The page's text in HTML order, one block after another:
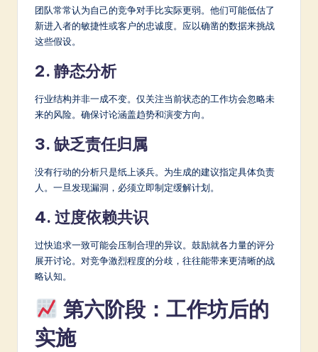
团队常常认为自己的竞争对手比实际更弱。他们可能低估了
新进入者的敏捷性或客户的忠诚度。应以确凿的数据来挑战
这些假设。
2. 静态分析
行业结构并非一成不变。仅关注当前状态的工作坊会忽略未
来的风险。确保讨论涵盖趋势和演变方向。
3. 缺乏责任归属
没有行动的分析只是纸上谈兵。为生成的建议指定具体负责
人。一旦发现漏洞，必须立即制定缓解计划。
4. 过度依赖共识
过快追求一致可能会压制合理的异议。鼓励就各力量的评分
展开讨论。对竞争激烈程度的分歧，往往能带来更清晰的战
略认知。
第六阶段：工作坊后的
实施